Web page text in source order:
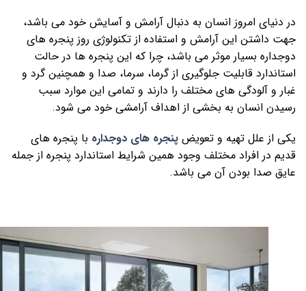
در دنیای امروز انسان به دنبال آرامش و آسایش خود می باشد،
جهت داشتن این آرامش و استفاده از تکنولوژی روز پنجره های
دوجداره بسیار موثر می باشد، چرا که این پنجره ها در حالت
استاندارد قابلیت جلوگیری از گرما، سرما، صدا و همچنین گرد و
غبار و آلودگی های مختلف را دارند و تمامی این موارد سبب
رسیدن انسان به بخشی از اهداف آرامشی خود می شود.
یکی از علل تهیه و تعویض پنجره های دوجداره با پنجره های
قدیم در افراد مختلف وجود همین شرایط استاندارد پنجره از جمله
عایق صدا بودن آن می باشد.